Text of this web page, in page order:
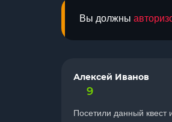
Вы должны
Алексей Иванов
9
Посетили данный квест